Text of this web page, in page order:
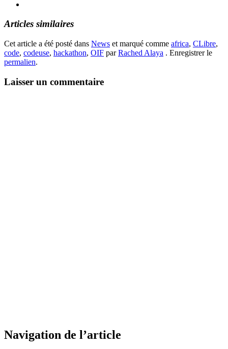
Articles similaires
Cet article a été posté dans News et marqué comme africa, CLibre,
code, codeuse, hackathon, OIF parRached Alaya . Enregistrer le
permalien.
Laisser un commentaire
Navigation de l’article